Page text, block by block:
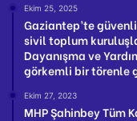
Ekim 25, 2025
Gaziantep’te
sivil toplum
Dayanışma ve
görkemli bir törenle
Ekim 27, 2023
MHP Şahinbey Tüm